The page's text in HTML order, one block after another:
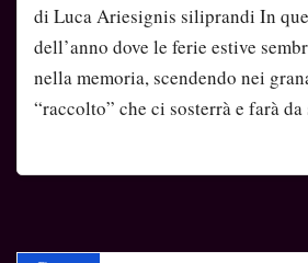
di Luca Ariesignis siliprandi In
dell’anno dove le ferie estive
nella memoria, scendendo nei
“raccolto” che ci sosterrà e farà